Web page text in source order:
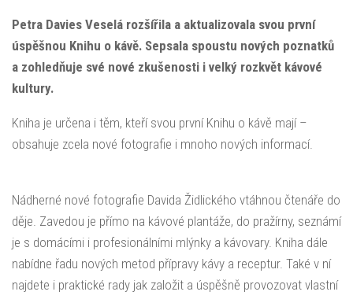
Petra Davies Veselá rozšířila a aktualizovala svou první
úspěšnou Knihu o kávě. Sepsala spoustu nových poznatků
a zohledňuje své nové zkušenosti i velký rozkvět kávové
kultury.
Kniha je určena i těm, kteří svou první Knihu o kávě mají –
obsahuje zcela nové fotografie i mnoho nových informací.
Nádherné nové fotografie Davida Židlického vtáhnou čtenáře do
děje. Zavedou je přímo na kávové plantáže, do pražírny, seznámí
je s domácími i profesionálními mlýnky a kávovary. Kniha dále
nabídne řadu nových metod přípravy kávy a receptur. Také v ní
najdete i praktické rady jak založit a úspěšně provozovat vlastní